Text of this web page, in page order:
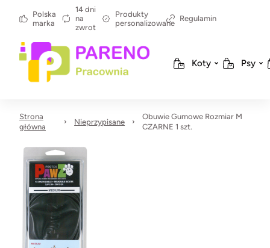
Polska
marka
14 dni
na
zwrot
Produkty
personalizowane Regulamin
Koty Psy
Strona
główna
Nieprzypisane
Obuwie Gumowe Rozmiar M
CZARNE 1 szt.